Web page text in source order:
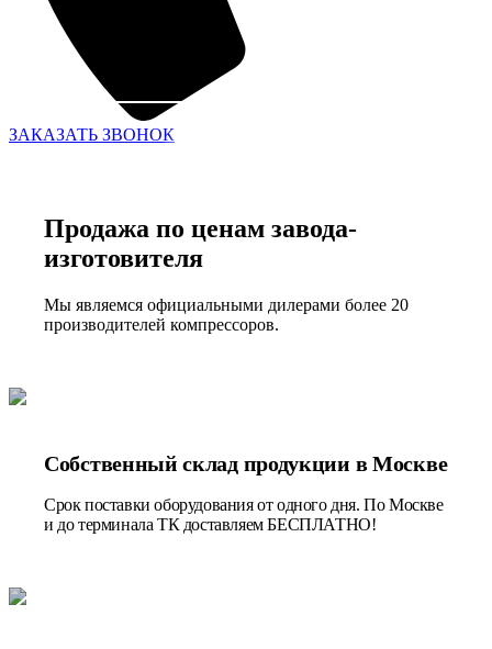
ЗАКАЗАТЬ ЗВОНОК
Продажа по ценам завода-
изготовителя
Мы являемся официальными дилерами более 20
производителей компрессоров.
Собственный склад продукции в Москве
Срок поставки оборудования от одного дня. По Москве
и до терминала ТК доставляем БЕСПЛАТНО!